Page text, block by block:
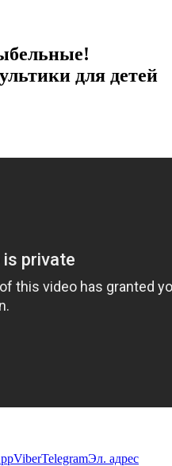
для детей
ViberTelegramЭл. адрес